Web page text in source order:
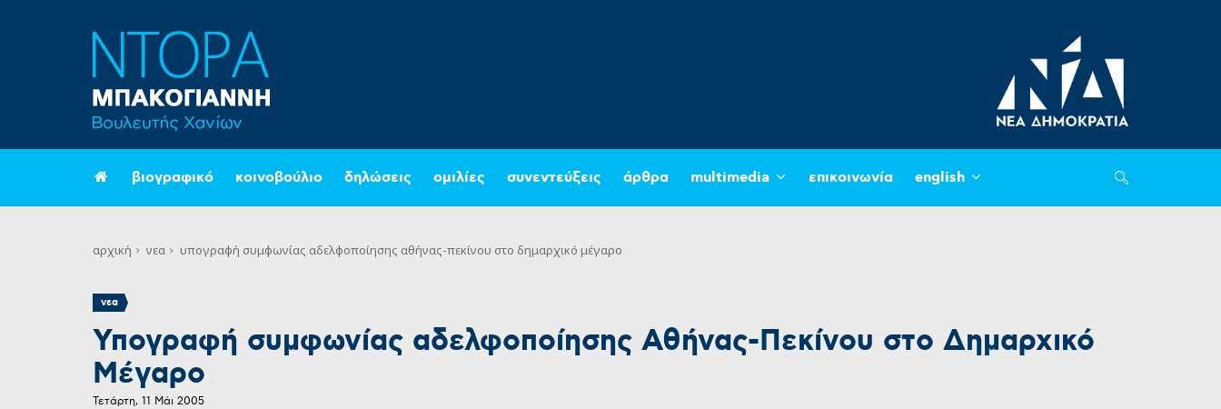
βιογραφικό κοινοβούλιο δηλώσεις ομιλίες συνεντεύξεις άρθρα multimedia επικοινωνία english
αρχική νεα υπογραφή συμφωνίας αδελφοποίησης αθήνας-πεκίνου στο δημαρχικό μέγαρο
νεα
Υπογραφή συμφωνίας αδελφοποίησης Αθήνας-Πεκίνου στο Δημαρχικό
Μέγαρο
Τετάρτη, 11 Μάι 2005